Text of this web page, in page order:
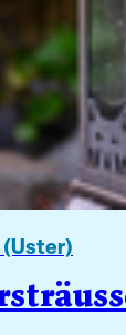
(Uster)